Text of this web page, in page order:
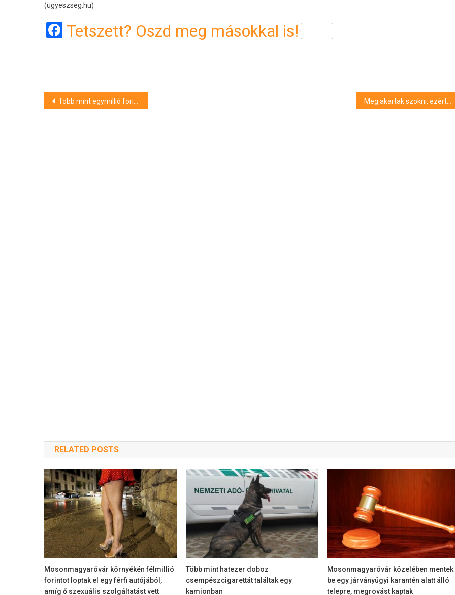
(ugyeszseg.hu)
Facebook
Tetszett? Oszd meg másokkal is!
Bejegyzés
Több mint egymillió forintnyi árut próbált ellopni egy kecskeméti férfi
RELATED POSTS
Mosonmagyaróvár környékén félmillió
forintot loptak el egy férfi autójából,
amíg ő szexuális szolgáltatást vett
Több mint hatezer doboz
csempészcigarettát találtak egy
kamionban
Mosonmagyaróvár közelében mentek
be egy járványügyi karantén alatt álló
telepre, megrovást kaptak